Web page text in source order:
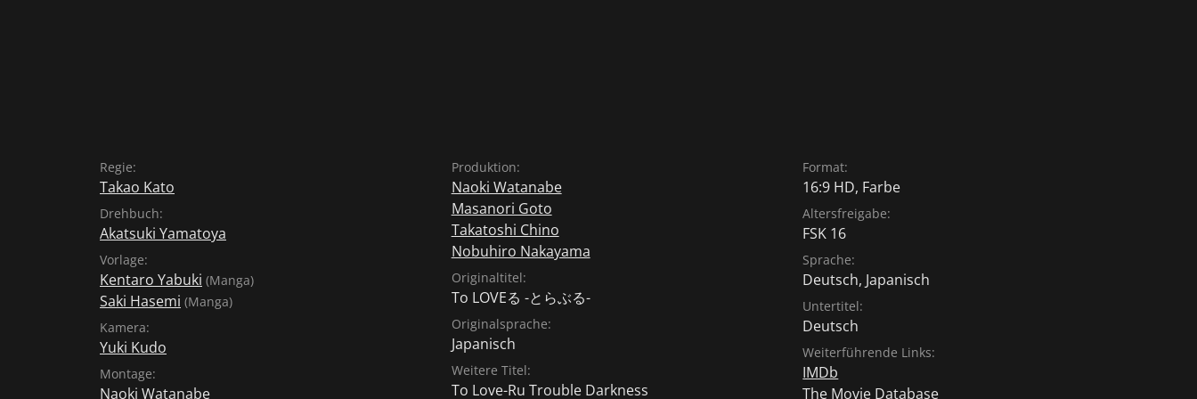
Regie:
Takao Kato
Drehbuch:
Akatsuki Yamatoya
Vorlage:
Kentaro Yabuki (Manga)
Saki Hasemi (Manga)
Kamera:
Yuki Kudo
Montage:
Naoki Watanabe
Produktion:
Naoki Watanabe
Masanori Goto
Takatoshi Chino
Nobuhiro Nakayama
Originaltitel:
To LOVEる -とらぶる-
Originalsprache:
Japanisch
Weitere Titel:
To Love-Ru Trouble Darkness
Format:
16:9 HD, Farbe
Altersfreigabe:
FSK 16
Sprache:
Deutsch, Japanisch
Untertitel:
Deutsch
Weiterführende Links:
IMDb
The Movie Database